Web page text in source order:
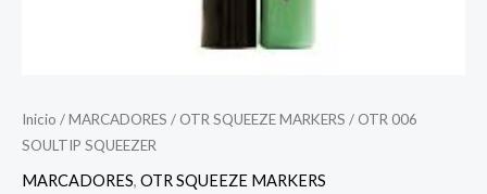
Inicio /MARCADORES / OTR SQUEEZE MARKERS / OTR 006
SOULTIP SQUEEZER
MARCADORES, OTR SQUEEZE MARKERS